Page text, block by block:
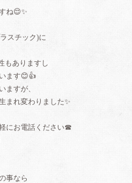
ね😌✨
スチック)に
もありますし
ます😊👍
ますが、
まれ変わりました✨
にお電話ください☎
事なら